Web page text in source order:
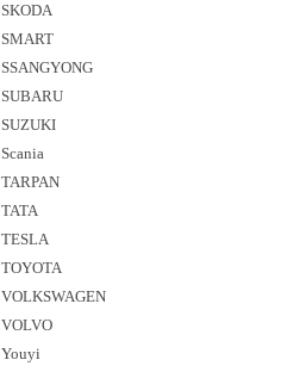
SKODA
SMART
SSANGYONG
SUBARU
SUZUKI
Sсania
TARPAN
TATA
TESLA
TOYOTA
VOLKSWAGEN
VOLVO
Youyi